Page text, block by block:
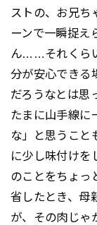
ストの、お兄ち
ーンで一瞬捉
ん……それくら
分が安心できる
だろうなとは思
たまに山手線に
な」と思うこと
に少し味付けを
のことをちょっ
省したとき、母
が、その肉じゃ